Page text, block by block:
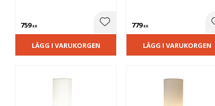
759KR Lägg till i favoriter
LÄGG I VARUKORGEN
779KR
LÄGG I VARUKORGEN